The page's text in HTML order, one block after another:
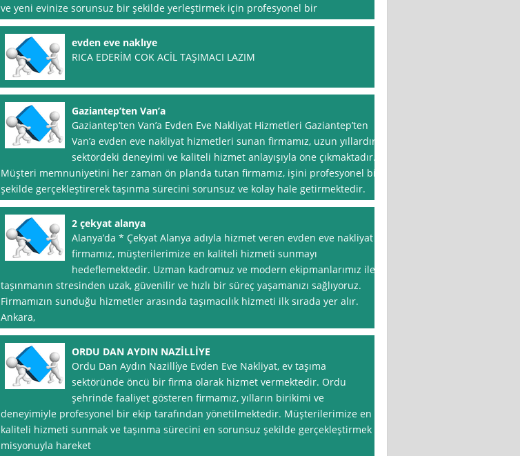
ve yeni evinize sorunsuz bir şekilde yerleştirmek için profesyonel bir
evden eve naklıye
RICA EDERİM COK ACİL TAŞIMACI LAZIM
Gaziantep’ten Van’a
Gaziantep‘ten Van’a Evden Eve Nakliyat Hizmetleri Gaziantep’ten
Van’a evden eve nakliyat hizmetleri sunan firmamız, uzun yıllardır
sektördeki deneyimi ve kaliteli hizmet anlayışıyla öne çıkmaktadır.
Müşteri memnuniyetini her zaman ön planda tutan firmamız, işini profesyonel bir
şekilde gerçekleştirerek taşınma sürecini sorunsuz ve kolay hale getirmektedir.
2 çekyat alanya
Alanya’da * Çekyat Alanya adıyla hizmet veren evden eve nakliyat
firmamız, müşterilerimize en kaliteli hizmeti sunmayı
hedeflemektedir. Uzman kadromuz ve modern ekipmanlarımız ile
taşınmanın stresinden uzak, güvenilir ve hızlı bir süreç yaşamanızı sağlıyoruz.
Firmamızın sunduğu hizmetler arasında taşımacılık hizmeti ilk sırada yer alır.
Ankara,
ORDU DAN AYDIN NAZİLLİYE
Ordu Dan Aydın Nazilli̇ye Evden Eve Nakliyat, ev taşıma
sektöründe öncü bir firma olarak hizmet vermektedir. Ordu
şehrinde faaliyet gösteren firmamız, yılların birikimi ve
deneyimiyle profesyonel bir ekip tarafından yönetilmektedir. Müşterilerimize en
kaliteli hizmeti sunmak ve taşınma sürecini en sorunsuz şekilde gerçekleştirmek
misyonuyla hareket